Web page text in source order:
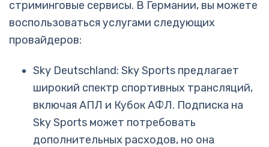
стриминговые сервисы. В Германии, вы можете
воспользоваться услугами следующих
провайдеров:
Sky Deutschland: Sky Sports предлагает
широкий спектр спортивных трансляций,
включая АПЛ и Кубок АФЛ. Подписка на
Sky Sports может потребовать
дополнительных расходов, но она